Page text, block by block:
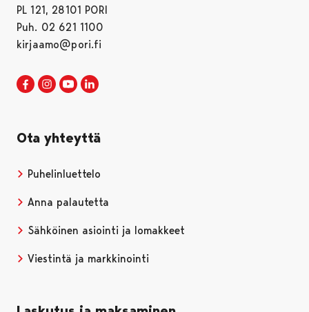
PL 121, 28101 PORI
Puh. 02 621 1100
kirjaamo@pori.fi
Porin kaupunki Facebookissa
Avautuu uudessa välilehdessä
Porin kaupunki Instagramissa
Avautuu uudessa välilehdessä
Porin kaupunki Youtubessa
Avautuu uudessa välilehdessä
Ota yhteyttä
Puhelinluettelo
Anna palautetta
Sähköinen asiointi ja lomakkeet
Viestintä ja markkinointi